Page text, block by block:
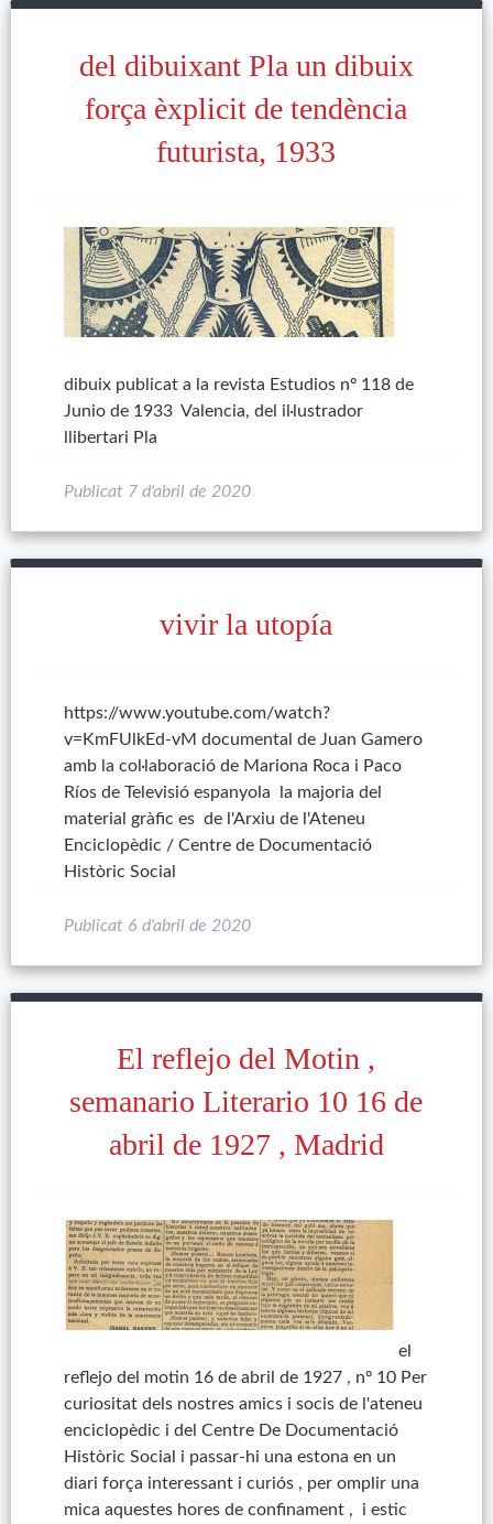
del dibuixant Pla un dibuix
força èxplicit de tendència
futurista, 1933
dibuix publicat a la revista Estudios nº 118 de
Junio de 1933 Valencia, del il·lustrador
llibertari Pla
Publicat 7 d'abril de 2020
vivir la utopía
https://www.youtube.com/watch?
v=KmFUlkEd-vM documental de Juan Gamero
amb la col·laboració de Mariona Roca i Paco
Ríos de Televisió espanyola la majoria del
material gràfic es de l'Arxiu de l'Ateneu
Enciclopèdic / Centre de Documentació
Històric Social
Publicat 6 d'abril de 2020
El reflejo del Motin ,
semanario Literario 10 16 de
abril de 1927 , Madrid
el
reflejo del motin 16 de abril de 1927 , nº 10 Per
curiositat dels nostres amics i socis de l'ateneu
enciclopèdic i del Centre De Documentació
Històric Social i passar-hi una estona en un
diari força interessant i curiós , per omplir una
mica aquestes hores de confinament , i estic